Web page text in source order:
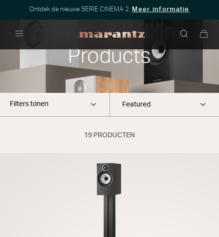
Ontdek de nieuwe SERIE CINEMA 2. Meer informatie
Bowers & Wilkins
Products
Filters tonen
19 PRODUCTEN